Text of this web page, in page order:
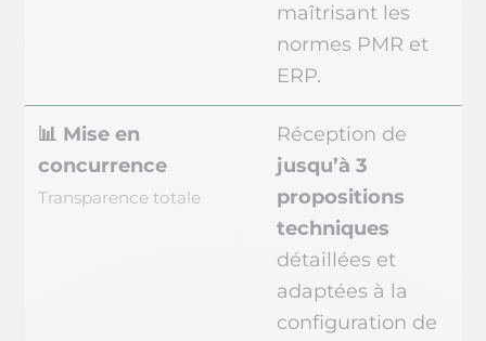
maîtrisant les
normes PMR et
ERP.
📊 Mise en
concurrence
Transparence totale
Réception de
jusqu’à 3
propositions
techniques
détaillées et
adaptées à la
configuration de